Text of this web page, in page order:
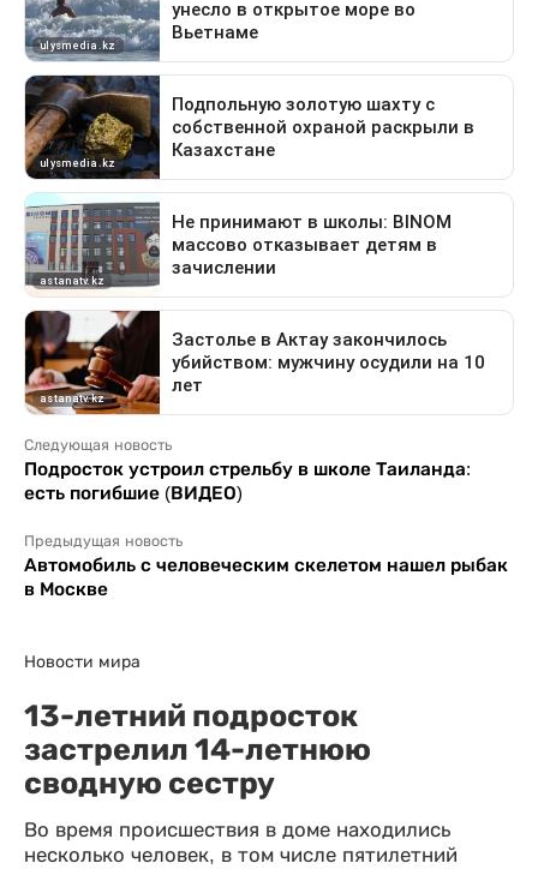
Следующая новость
Подросток устроил стрельбу в школе Таиланда:
есть погибшие (ВИДЕО)
Предыдущая новость
Автомобиль с человеческим скелетом нашел рыбак
в Москве
Новости мира
13-летний подросток
застрелил 14-летнюю
сводную сестру
Во время происшествия в доме находились
несколько человек, в том числе пятилетний